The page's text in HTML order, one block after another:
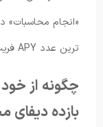
«انجام محاسبات»
ترین عدد APY فریب می خورند.
چگونه از خود
بازده